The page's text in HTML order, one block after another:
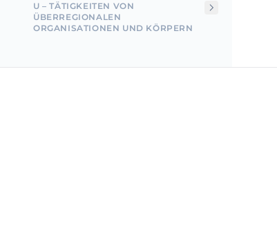
U – TÄTIGKEITEN VON
ÜBERREGIONALEN
ORGANISATIONEN UND KÖRPERN